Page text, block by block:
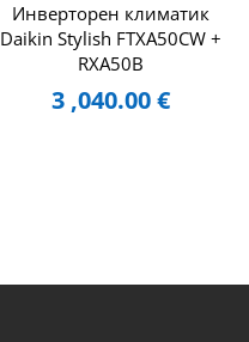
Инверторен климатик
Daikin Stylish FTXA50CW +
RXA50B
3 ,040.00€